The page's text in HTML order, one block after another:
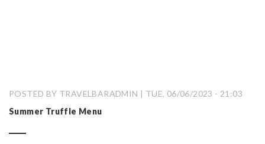
POSTED BY TRAVELBARADMIN | TUE, 06/06/2023 - 21:03
Summer Truffle Menu